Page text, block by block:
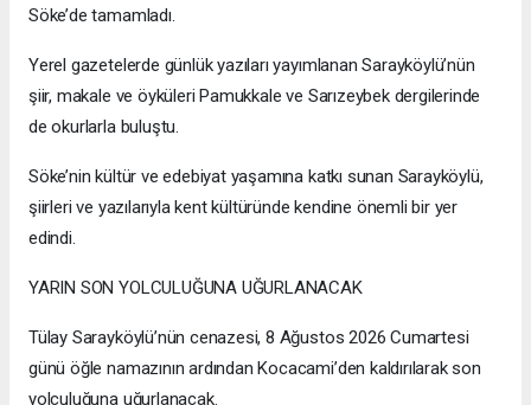
Söke’de tamamladı.
Yerel gazetelerde günlük yazıları yayımlanan Sarayköylü’nün
şiir, makale ve öyküleri Pamukkale ve Sarızeybek dergilerinde
de okurlarla buluştu.
Söke’nin kültür ve edebiyat yaşamına katkı sunan Sarayköylü,
şiirleri ve yazılarıyla kent kültüründe kendine önemli bir yer
edindi.
YARIN SON YOLCULUĞUNA UĞURLANACAK
Tülay Sarayköylü’nün cenazesi, 8 Ağustos 2026 Cumartesi
günü öğle namazının ardından Kocacami’den kaldırılarak son
yolculuğuna uğurlanacak.